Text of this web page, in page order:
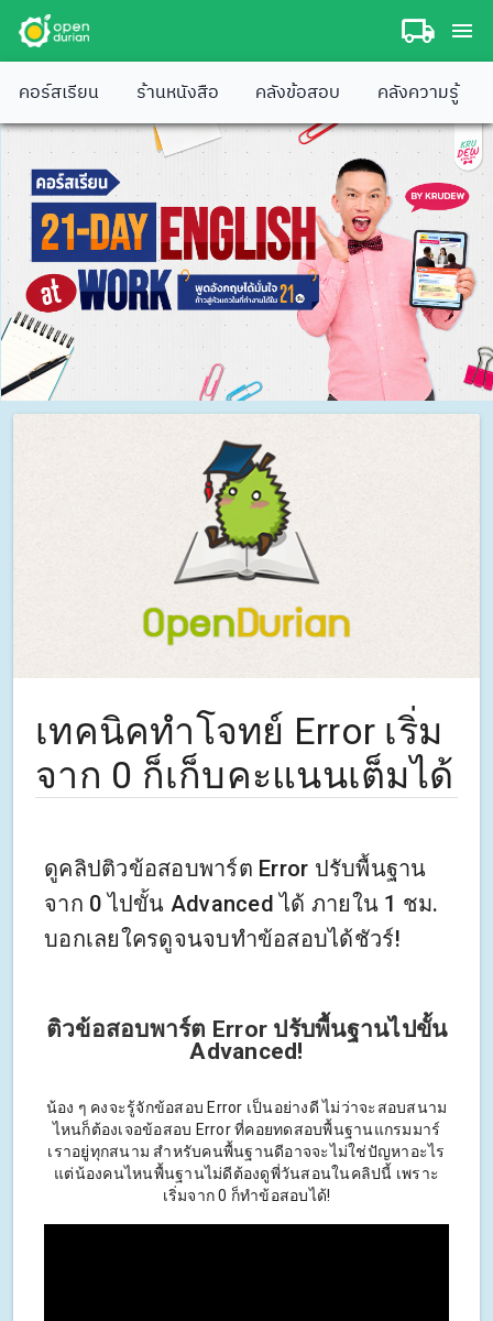
คอร์สเรียน ร้านหนังสือ คลังข้อสอบ คลังความรู้
เทคนิคทำโจทย์ Error เริ่ม
จาก 0 ก็เก็บคะแนนเต็มได้
ดูคลิปติวข้อสอบพาร์ต Error ปรับพื้นฐาน
จาก 0 ไปขั้น Advanced ได้ ภายใน 1 ชม.
บอกเลยใครดูจนจบทำข้อสอบได้ชัวร์!
ติวข้อสอบพาร์ต Error ปรับพื้นฐานไปขั้น
Advanced!
น้อง ๆ คงจะรู้จักข้อสอบ Error เป็นอย่างดี ไม่ว่าจะสอบสนาม
ไหนก็ต้องเจอข้อสอบ Error ที่คอยทดสอบพื้นฐานแกรมมาร์
เราอยู่ทุกสนาม สำหรับคนพื้นฐานดีอาจจะไม่ใช่ปัญหาอะไร
แต่น้องคนไหนพื้นฐานไม่ดีต้องดูพี่วันสอนในคลิปนี้ เพราะ
เริ่มจาก 0 ก็ทำข้อสอบได้!